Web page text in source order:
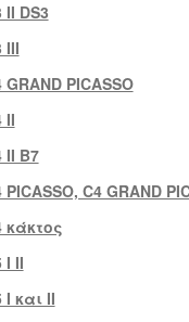
II DS3
III
GRAND PICASSO
II
II B7
PICASSO, C4 GRAND
κάκτος
I II
I και II